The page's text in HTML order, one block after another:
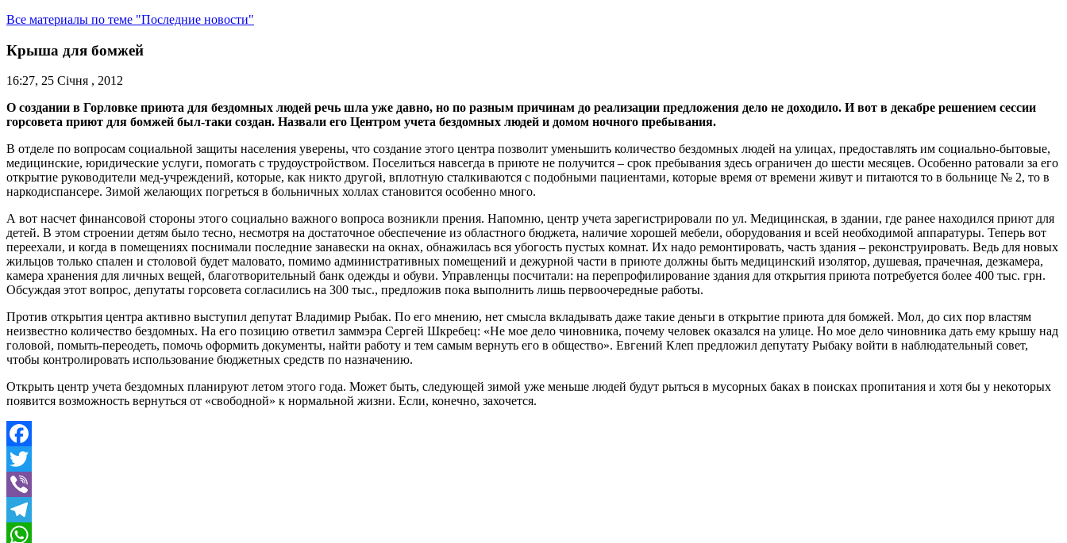
Все материалы по теме "Последние новости"
Крыша для бомжей
16:27, 25 Січня , 2012
О создании в Горловке приюта для бездомных людей речь шла уже давно, но по разным причинам до реализации предложения дело не доходило. И вот в декабре решением сессии
горсовета приют для бомжей был-таки создан. Назвали его Центром учета бездомных людей и домом ночного пребывания.
В отделе по вопросам социальной защиты населения уверены, что создание этого центра позволит уменьшить количество бездомных людей на улицах, предоставлять им социально-бытовые,
медицинские, юридические услуги, помогать с трудоустройством. Поселиться навсегда в приюте не получится – срок пребывания здесь ограничен до шести месяцев. Особенно ратовали за его
открытие руководители мед-учреждений, которые, как никто другой, вплотную сталкиваются с подобными пациентами, которые время от времени живут и питаются то в больнице № 2, то в
наркодиспансере. Зимой желающих погреться в больничных холлах становится особенно много.
А вот насчет финансовой стороны этого социально важного вопроса возникли прения. Напомню, центр учета зарегистрировали по ул. Медицинская, в здании, где ранее находился приют для
детей. В этом строении детям было тесно, несмотря на достаточное обеспечение из областного бюджета, наличие хорошей мебели, оборудования и всей необходимой аппаратуры. Теперь вот
переехали, и когда в помещениях поснимали последние занавески на окнах, обнажилась вся убогость пустых комнат. Их надо ремонтировать, часть здания – реконструировать. Ведь для новых
жильцов только спален и столовой будет маловато, помимо административных помещений и дежурной части в приюте должны быть медицинский изолятор, душевая, прачечная, дезкамера,
камера хранения для личных вещей, благотворительный банк одежды и обуви. Управленцы посчитали: на перепрофилирование здания для открытия приюта потребуется более 400 тыс. грн.
Обсуждая этот вопрос, депутаты горсовета согласились на 300 тыс., предложив пока выполнить лишь первоочередные работы.
Против открытия центра активно выступил депутат Владимир Рыбак. По его мнению, нет смысла вкладывать даже такие деньги в открытие приюта для бомжей. Мол, до сих пор властям
неизвестно количество бездомных. На его позицию ответил заммэра Сергей Шкребец: «Не мое дело чиновника, почему человек оказался на улице. Но мое дело чиновника дать ему крышу над
головой, помыть-переодеть, помочь оформить документы, найти работу и тем самым вернуть его в общество». Евгений Клеп предложил депутату Рыбаку войти в наблюдательный совет,
чтобы контролировать использование бюджетных средств по назначению.
Открыть центр учета бездомных планируют летом этого года. Может быть, следующей зимой уже меньше людей будут рыться в мусорных баках в поисках пропитания и хотя бы у некоторых
появится возможность вернуться от «свободной» к нормальной жизни. Если, конечно, захочется.
Facebook
Twitter
Viber
Telegram